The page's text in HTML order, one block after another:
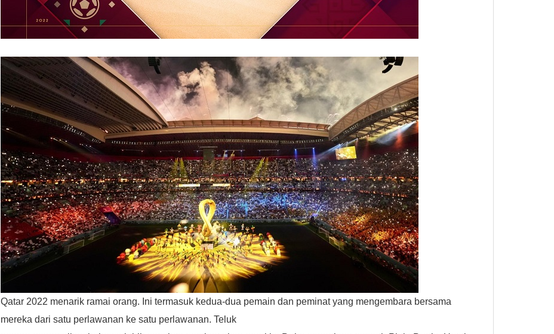
Qatar 2022 menarik ramai orang. Ini termasuk kedua-dua pemain dan peminat yang mengembara bersama
mereka dari satu perlawanan ke satu perlawanan. Teluk